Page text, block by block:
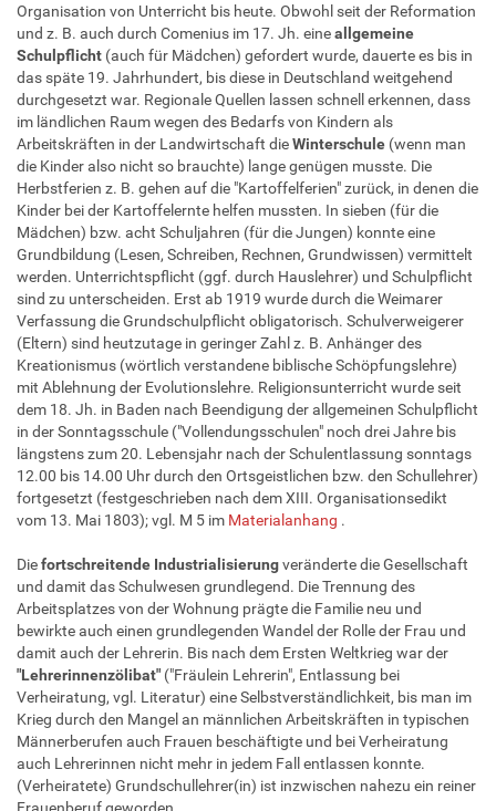
Organisation von Unterricht bis heute. Obwohl seit der Reformation
und z. B. auch durch Comenius im 17. Jh. eineallgemeine
Schulpflicht (auch für Mädchen) gefordert wurde, dauerte es bis in
das späte 19. Jahrhundert, bis diese in Deutschland weitgehend
durchgesetzt war. Regionale Quellen lassen schnell erkennen, dass
im ländlichen Raum wegen des Bedarfs von Kindern als
Arbeitskräften in der Landwirtschaft dieWinterschule (wenn man
die Kinder also nicht so brauchte) lange genügen musste. Die
Herbstferien z. B. gehen auf die "Kartoffelferien" zurück, in denen die
Kinder bei der Kartoffelernte helfen mussten. In sieben (für die
Mädchen) bzw. acht Schuljahren (für die Jungen) konnte eine
Grundbildung (Lesen, Schreiben, Rechnen, Grundwissen) vermittelt
werden. Unterrichtspflicht (ggf. durch Hauslehrer) und Schulpflicht
sind zu unterscheiden. Erst ab 1919 wurde durch die Weimarer
Verfassung die Grundschulpflicht obligatorisch. Schulverweigerer
(Eltern) sind heutzutage in geringer Zahl z. B. Anhänger des
Kreationismus (wörtlich verstandene biblische Schöpfungslehre)
mit Ablehnung der Evolutionslehre. Religionsunterricht wurde seit
dem 18. Jh. in Baden nach Beendigung der allgemeinen Schulpflicht
in der Sonntagsschule ("Vollendungsschulen" noch drei Jahre bis
längstens zum 20. Lebensjahr nach der Schulentlassung sonntags
12.00 bis 14.00 Uhr durch den Ortsgeistlichen bzw. den Schullehrer)
fortgesetzt (festgeschrieben nach dem XIII. Organisationsedikt
vom 13. Mai 1803); vgl. M 5 im Materialanhang .
Diefortschreitende Industrialisierungveränderte die Gesellschaft
und damit das Schulwesen grundlegend. Die Trennung des
Arbeitsplatzes von der Wohnung prägte die Familie neu und
bewirkte auch einen grundlegenden Wandel der Rolle der Frau und
damit auch der Lehrerin. Bis nach dem Ersten Weltkrieg war der
"Lehrerinnenzölibat" ("Fräulein Lehrerin", Entlassung bei
Verheiratung, vgl. Literatur) eine Selbstverständlichkeit, bis man im
Krieg durch den Mangel an männlichen Arbeitskräften in typischen
Männerberufen auch Frauen beschäftigte und bei Verheiratung
auch Lehrerinnen nicht mehr in jedem Fall entlassen konnte.
(Verheiratete) Grundschullehrer(in) ist inzwischen nahezu ein reiner